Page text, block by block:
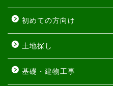
初めての方向け
土地探し
基礎・建物工事